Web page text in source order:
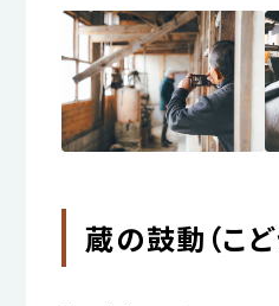
蔵の鼓動（こど